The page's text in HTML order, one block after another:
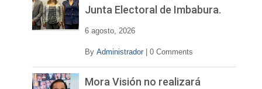
Junta Electoral de Imbabura.
6 agosto, 2026
By Administrador 0 Comments
Mora Visión no realizará